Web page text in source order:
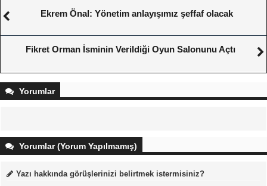
Ekrem Önal: Yönetim anlayışımız şeffaf olacak
Fikret Orman İsminin Verildiği Oyun Salonunu Açtı
Yorumlar
Yorumlar (Yorum Yapılmamış)
Yazı hakkında görüşlerinizi belirtmek istermisiniz?